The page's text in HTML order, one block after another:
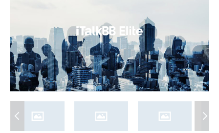
养老 非盈利组织